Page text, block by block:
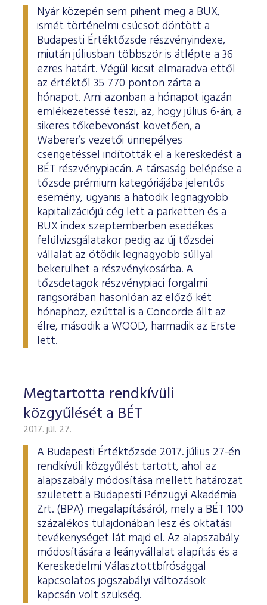
Nyár közepén sem pihent meg a BUX,
ismét történelmi csúcsot döntött a
Budapesti Értéktőzsde részvényindexe,
miután júliusban többször is átlépte a 36
ezres határt. Végül kicsit elmaradva ettől
az értéktől 35 770 ponton zárta a
hónapot. Ami azonban a hónapot igazán
emlékezetessé teszi, az, hogy július 6-án, a
sikeres tőkebevonást követően, a
Waberer’s vezetői ünnepélyes
csengetéssel indították el a kereskedést a
BÉT részvénypiacán. A társaság belépése a
tőzsde prémium kategóriájába jelentős
esemény, ugyanis a hatodik legnagyobb
kapitalizációjú cég lett a parketten és a
BUX index szeptemberben esedékes
felülvizsgálatakor pedig az új tőzsdei
vállalat az ötödik legnagyobb súllyal
bekerülhet a részvénykosárba. A
tőzsdetagok részvénypiaci forgalmi
rangsorában hasonlóan az előző két
hónaphoz, ezúttal is a Concorde állt az
élre, második a WOOD, harmadik az Erste
lett.
Megtartotta rendkívüli
közgyűlését a BÉT
2017. júl. 27.
A Budapesti Értéktőzsde 2017. július 27-én
rendkívüli közgyűlést tartott, ahol az
alapszabály módosítása mellett határozat
született a Budapesti Pénzügyi Akadémia
Zrt. (BPA) megalapításáról, mely a BÉT 100
százalékos tulajdonában lesz és oktatási
tevékenységet lát majd el. Az alapszabály
módosítására a leányvállalat alapítás és a
Kereskedelmi Választottbírósággal
kapcsolatos jogszabályi változások
kapcsán volt szükség.